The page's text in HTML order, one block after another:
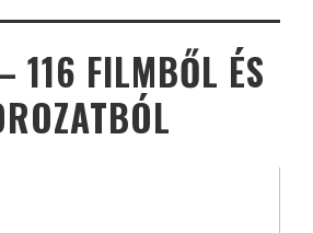
116 FILMBŐL ÉS